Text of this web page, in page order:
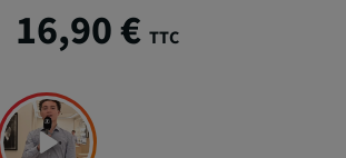
16,90 € TTC